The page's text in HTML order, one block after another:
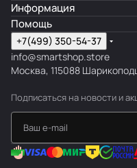
Информация
Помощь
+7(499) 350-54-37
info@smartshop.store
Москва, 115088
Подписаться на новости и